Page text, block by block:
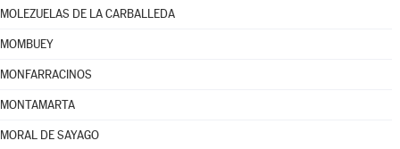
MOLEZUELAS DE LA CARBALLEDA
MOMBUEY
MONFARRACINOS
MONTAMARTA
MORAL DE SAYAGO